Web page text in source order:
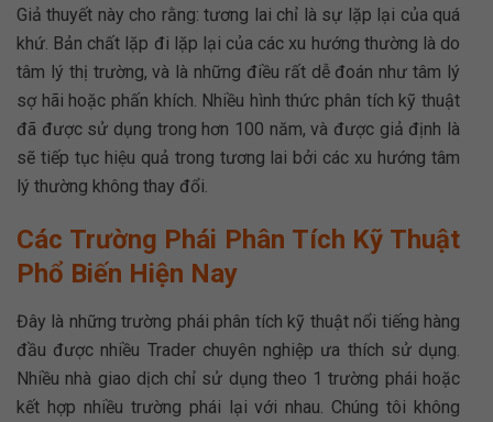
Giả thuyết này cho rằng: tương lai chỉ là sự lặp lại của quá
khứ. Bản chất lặp đi lặp lại của các xu hướng thường là do
tâm lý thị trường, và là những điều rất dễ đoán như tâm lý
sợ hãi hoặc phấn khích. Nhiều hình thức phân tích kỹ thuật
đã được sử dụng trong hơn 100 năm, và được giả định là
sẽ tiếp tục hiệu quả trong tương lai bởi các xu hướng tâm
lý thường không thay đổi.
Các Trường Phái Phân Tích Kỹ Thuật
Phổ Biến Hiện Nay
Đây là những trường phái phân tích kỹ thuật nổi tiếng hàng
đầu được nhiều Trader chuyên nghiệp ưa thích sử dụng.
Nhiều nhà giao dịch chỉ sử dụng theo 1 trường phái hoặc
kết hợp nhiều trường phái lại với nhau. Chúng tôi không